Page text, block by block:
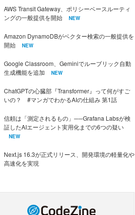
AWS Transit Gateway、ポリシーベースルーティ
ングの一般提供を開始
NEW
Amazon DynamoDBがベクター検索の一般提供を
開始
NEW
Google Classroom、Geminiでルーブリック自動
生成機能を追加
NEW
ChatGPTの心臓部『Transformer』って何がすご
いの？ #マンガでわかるAIの仕組み 第1話
信頼は「測定されるもの」──Grafana Labsが検
証したAIエージェント実用化までの6つの疑い
NEW
Next.js 16.3が正式リリース、開発環境の軽量化や
高速化を実現